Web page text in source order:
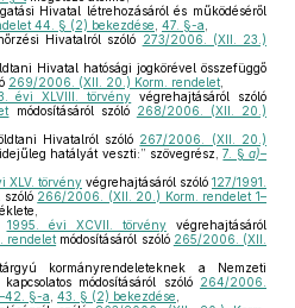
Hivatal létrehozásáról és működéséről
44. § (2) bekezdése 47. §-a
Hivatalról szóló 273/2006. (XII. 23.)
Hivatal hatósági jogkörével összefüggő
269/2006. (XII. 20.) Korm. rendelet
évi XLVIII. törvény végrehajtásáról szóló
módosításáról szóló 268/2006. (XII. 20.)
Hivatalról szóló 267/2006. (XII. 20.)
hatályát veszti:” szövegrész,7. §a)–
XLV. törvény végrehajtásáról szóló 127/1991.
szóló 266/2006. (XII. 20.) Korm. rendelet 1–
1995. évi XCVII. törvényvégrehajtásáról
rendelet módosításáról szóló 265/2006. (XII.
kormányrendeleteknek a Nemzeti
módosításáról szóló 264/2006.
§-a 43. § (2) bekezdése